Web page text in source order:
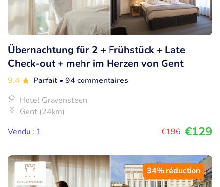
Übernachtung für 2 + Frühstück + Late
Check-out + mehr im Herzen von Gent
9.4 Parfait • 94 commentaires
Hotel Gravensteen
Gent (24km)
Vendu : 1
€196 €129
34% réduction